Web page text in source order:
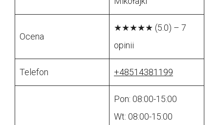
Ocena
★★★★★ (5.0) – 7
opinii
Telefon +48514381199
Pon: 08:00-15:00
Wt: 08:00-15:00